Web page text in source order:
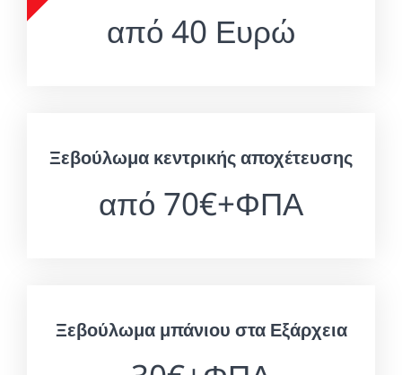
από 40 Ευρώ
Ξεβούλωμα κεντρικής αποχέτευσης
από 70€+ΦΠΑ
Ξεβούλωμα μπάνιου στα Εξάρχεια